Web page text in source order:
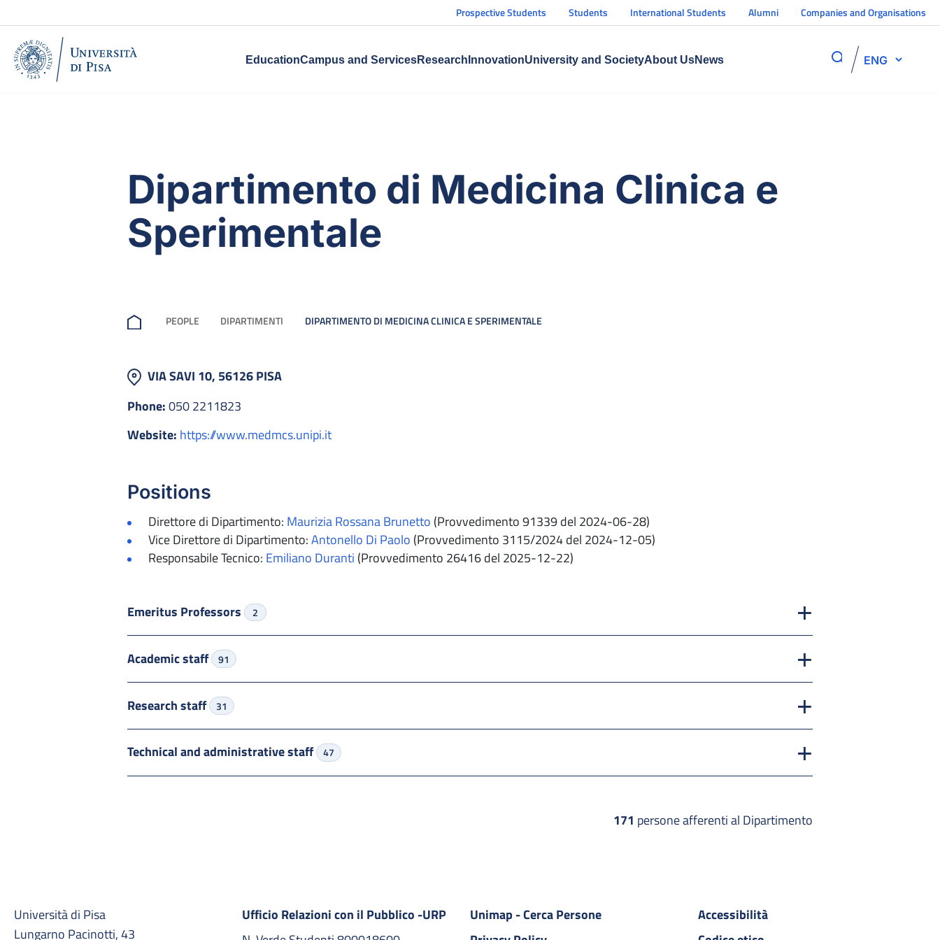
Prospective Students Students International Students Alumni Companies and Organisations
EducationCampus and ServicesResearch InnovationUniversity and SocietyAbout UsNews ENG
Dipartimento di Medicina Clinica e
Sperimentale
PEOPLE DIPARTIMENTI DIPARTIMENTO DI MEDICINA CLINICA E SPERIMENTALE
VIA SAVI 10, 56126 PISA
Phone:050 2211823
Website: https://www.medmcs.unipi.it
Positions
Direttore di Dipartimento: Maurizia Rossana Brunetto (Provvedimento 91339 del 2024-06-28)
Vice Direttore di Dipartimento:Antonello Di Paolo (Provvedimento 3115/2024 del 2024-12-05)
Responsabile Tecnico: Emiliano Duranti (Provvedimento 26416 del 2025-12-22)
Emeritus Professors 2
Academic staff 91
Research staff 31
Technical and administrative staff 47
171 persone afferenti al Dipartimento
Università di Pisa
Lungarno Pacinotti, 43
Ufficio Relazioni con il Pubblico -URP
Unimap - Cerca Persone
Accessibilità